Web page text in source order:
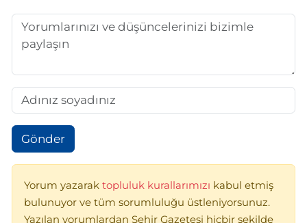
Gönder
Yorum yazarak topluluk kurallarımızı kabul etmiş
bulunuyor ve tüm sorumluluğu üstleniyorsunuz.
Yazılan yorumlardan Şehir Gazetesi hiçbir şekilde